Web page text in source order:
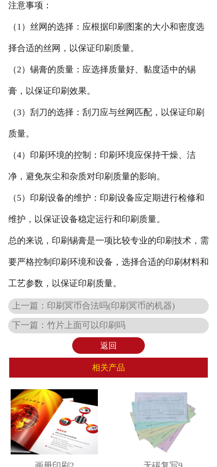
注意事项：
（1）丝网的选择：应根据印刷图案的大小和密度选
择合适的丝网，以保证印刷质量。
（2）锡膏的质量：应选择质量好、黏度适中的锡
膏，以保证印刷效果。
（3）刮刀的选择：刮刀应与丝网匹配，以保证印刷
质量。
（4）印刷环境的控制：印刷环境应保持干燥、洁
净，避免灰尘和杂质对印刷质量的影响。
（5）印刷设备的维护：印刷设备应定期进行检修和
维护，以保证设备稳定运行和印刷质量。
总的来说，印刷锡膏是一项比较专业的印刷技术，需
要严格控制印刷环境和设备，选择合适的印刷材料和
工艺参数，以保证印刷质量。
上一篇： 印刷冥币合法吗(印刷冥币的机器)
下一篇：竹片上面可以印刷吗
返回
相关产品